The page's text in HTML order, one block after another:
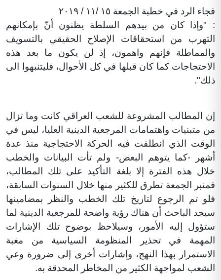
فجاء الرد في خطبة الجمعة ١٥ /١١ / ٢٠١٩
: "وإذا كان من بيدهم السلطة يظنون أنّ بإمكانهم
التهرب من استحقاقات الإصلاح الحقيقي بالتسويف
والمماطلة فإنهم واهمون، إذ لن يكون ما بعد هذه
الاحتجاجات كما كان قبلها في كل الأحوال، فليتنبهوا الى
ذلك".
إن المطالب المشروعة للشعب العراقي كانت وما تزال
من متبنيات واهتمامات المرجعية الدينية العليا، ليس في
الوقت الذي انطلقت فيه الحركة الاحتجاجية منذ عدة
أشهر -كما يتوهم البعض- ولم تأت البيانات والخطب
خلال هذه الفترة إلا بلغة التأكيد على تلك المطالب،
فمنبر الجمعة تطرق للكثير منها خلال السنوات السابقة،
فلو تم الرجوع لتاريخ تلك الخطب والنظر بمضامينها
سيجد الباحث أن هناك رؤية واضحة للمرجعية الدينية لما
ستؤول إليه الأمور، وسيلاحظ بوضوح تلك الإشارات
المهمة في تحذير المنظومة السياسية من مغبة
الاستمرار بهذا النهج، وإشارات أخرى إلى ضرورة وعي
الشعب لمواجهة الكثير من المخاطر المحدقة به.